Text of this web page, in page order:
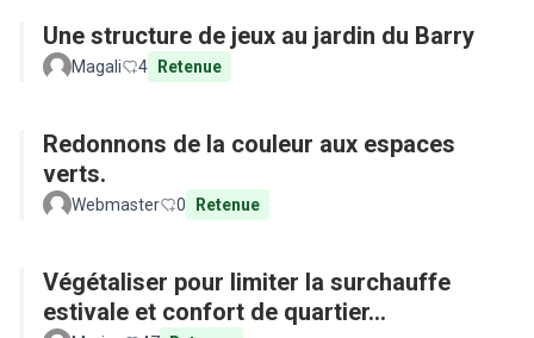
Une structure de jeux au jardin du Barry
Magali 4 Retenue
Redonnons de la couleur aux espaces
verts.
Webmaster 0 Retenue
Végétaliser pour limiter la surchauffe
estivale et confort de quartier...